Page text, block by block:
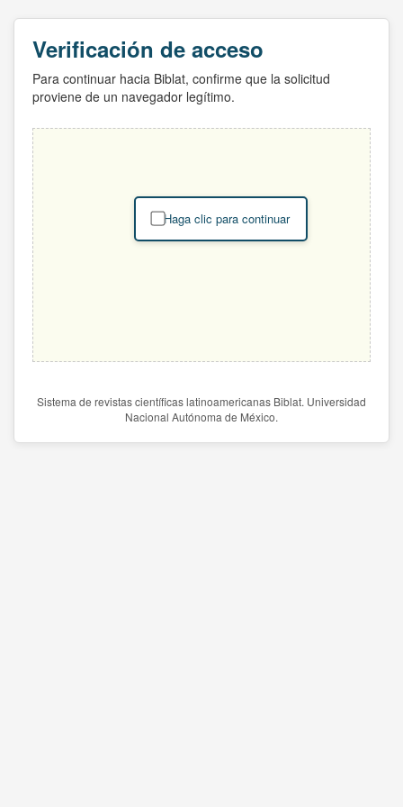
Verificación de acceso
Para continuar hacia Biblat, confirme que la solicitud
proviene de un navegador legítimo.
Haga clic para continuar
Sistema de revistas científicas latinoamericanas Biblat. Universidad
Nacional Autónoma de México.